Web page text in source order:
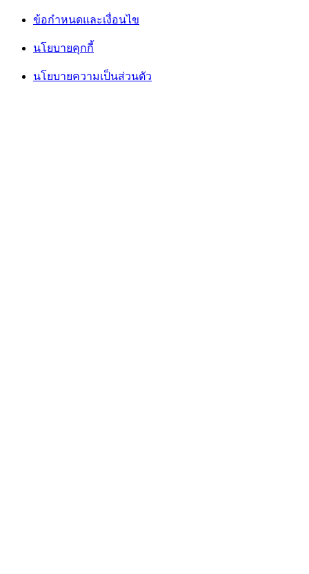
ข้อกำหนดและเงื่อนไข
นโยบายคุกกี้
นโยบายความเป็นส่วนตัว